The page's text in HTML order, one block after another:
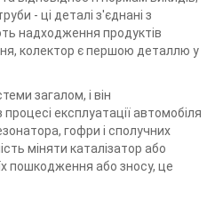
- ці деталі з'єднані з
надходження продуктів
колектор є першою деталлю у
загалом, і він
експлуатації автомобіля
гофри і сполучних
міняти каталізатор або
пошкодження або зносу, це